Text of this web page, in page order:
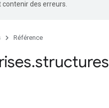
des erreurs.
Référence
.structures